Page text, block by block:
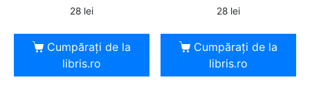
28 lei
Cumpărați de la
libris.ro
28 lei
Cumpărați de la
libris.ro